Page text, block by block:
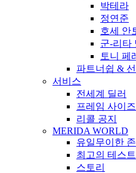
박테라
정연준
호세 안
군-리타
토니 페
파트너쉽 &
서비스
전세계 딜러
프레임 사이즈
리콜 공지
MERIDA WORLD
유일무이한
최고의 테스트
스토리